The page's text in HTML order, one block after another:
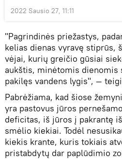
2022 Sausio 27, 11:11
"Pagrindinės priežastys,
kelias dienas vyravę stiprūs,
vėjai, kurių greičio gūsiai
aukštis, minėtomis dienomis
pakilęs vandens lygis", —
Pabrėžiama, kad šiose
yra pastovus jūros
deficitas, iš jūros į pakrantę
smėlio kiekiai. Todėl
kiekis krante, kuris tokiais
pristabdytų dar paplūdimio